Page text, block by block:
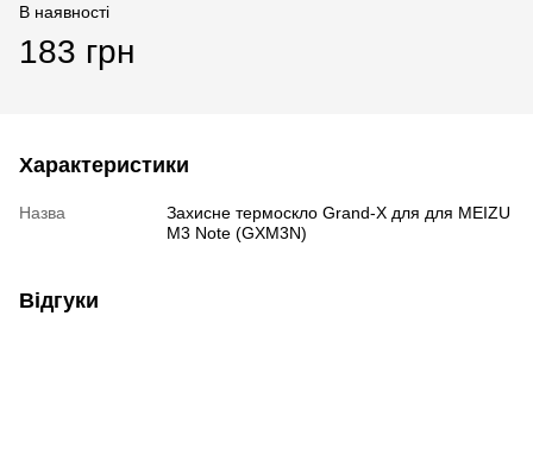
В наявності
183 грн
Характеристики
Назва
Захисне термоскло Grand-X для для MEIZU
M3 Note (GXM3N)
Відгуки